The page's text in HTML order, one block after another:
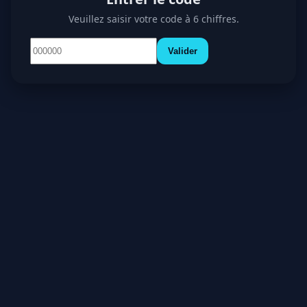
Veuillez saisir votre code à 6 chiffres.
Valider